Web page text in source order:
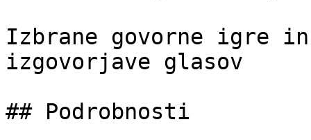
Izbrane govorne igre
izgovorjave glasov
## Podrobnosti